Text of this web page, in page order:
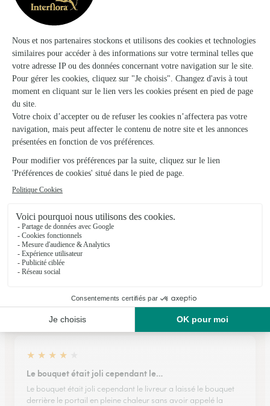
★ ★ ★4.5 (11)
10, rue des Fossés
Voir la boutique
Fleurs et Tendances
68, avenue Louis Coudant
Voir la boutique
Jailly
★ ★ ★ ★
Le bouquet était joli cependant le…
Le bouquet était joli cependant le livreur a laissé le bouquet
derrière le portail en pleine chaleur sans avoir appelé la